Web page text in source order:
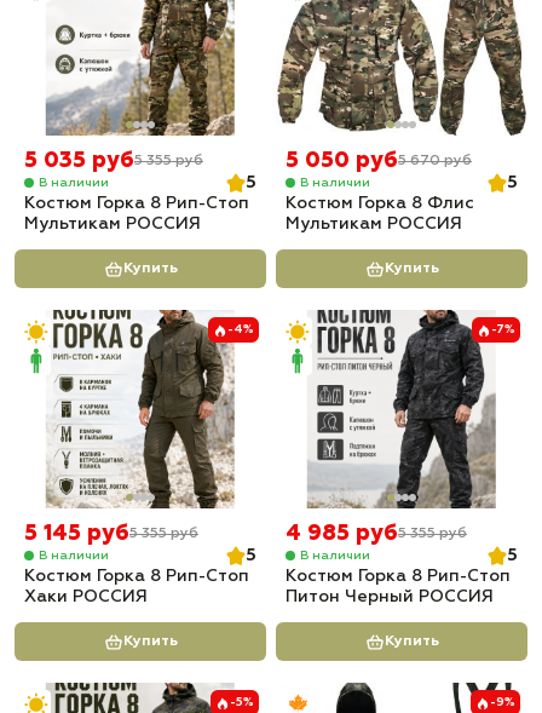
5 035 руб5 355 руб
В наличии
5
Костюм Горка 8 Рип-Стоп
Мультикам РОССИЯ
Купить
5 050 руб5 670 руб
В наличии
5
Костюм Горка 8 Флис
Мультикам РОССИЯ
Купить
-4%
5 145 руб5 355 руб
В наличии
5
Костюм Горка 8 Рип-Стоп
Хаки РОССИЯ
Купить
-7%
4 985 руб5 355 руб
В наличии
5
Костюм Горка 8 Рип-Стоп
Питон Черный РОССИЯ
Купить
-5% -9%